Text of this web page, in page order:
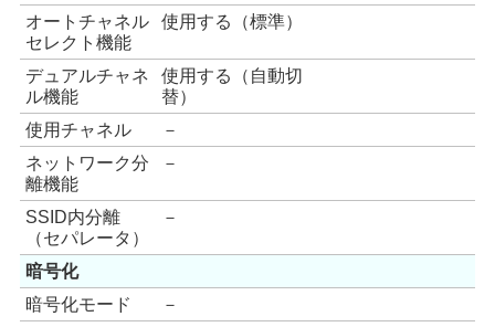
オートチャネル
セレクト機能
使用する（標準）
デュアルチャネ
ル機能
使用する（自動切
替）
使用チャネル
－
ネットワーク分
離機能
－
SSID内分離
（セパレータ）
－
暗号化
暗号化モード
－